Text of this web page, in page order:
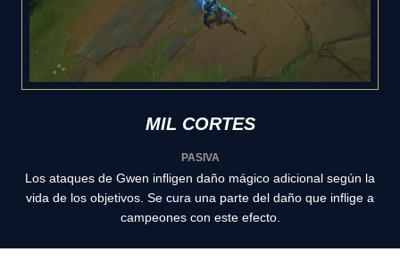
MIL CORTES
PASIVA
Los ataques de Gwen infligen daño mágico adicional según la
vida de los objetivos. Se cura una parte del daño que inflige a
campeones con este efecto.